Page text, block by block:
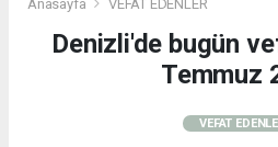
Anasayfa VEFAT EDENLER
Denizli'de bugün
Temmuz
VEFAT